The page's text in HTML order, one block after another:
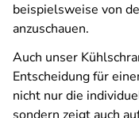
beispielsweise von
anzuschauen.
Auch unser
Entscheidung für
nicht nur die